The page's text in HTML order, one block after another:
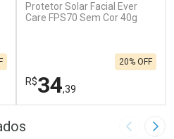
FECHAR
FECHAR
Protetor Solar Facial Ever
Care FPS70 Sem Cor 40g
R$34,39
20% OFF
Imagem